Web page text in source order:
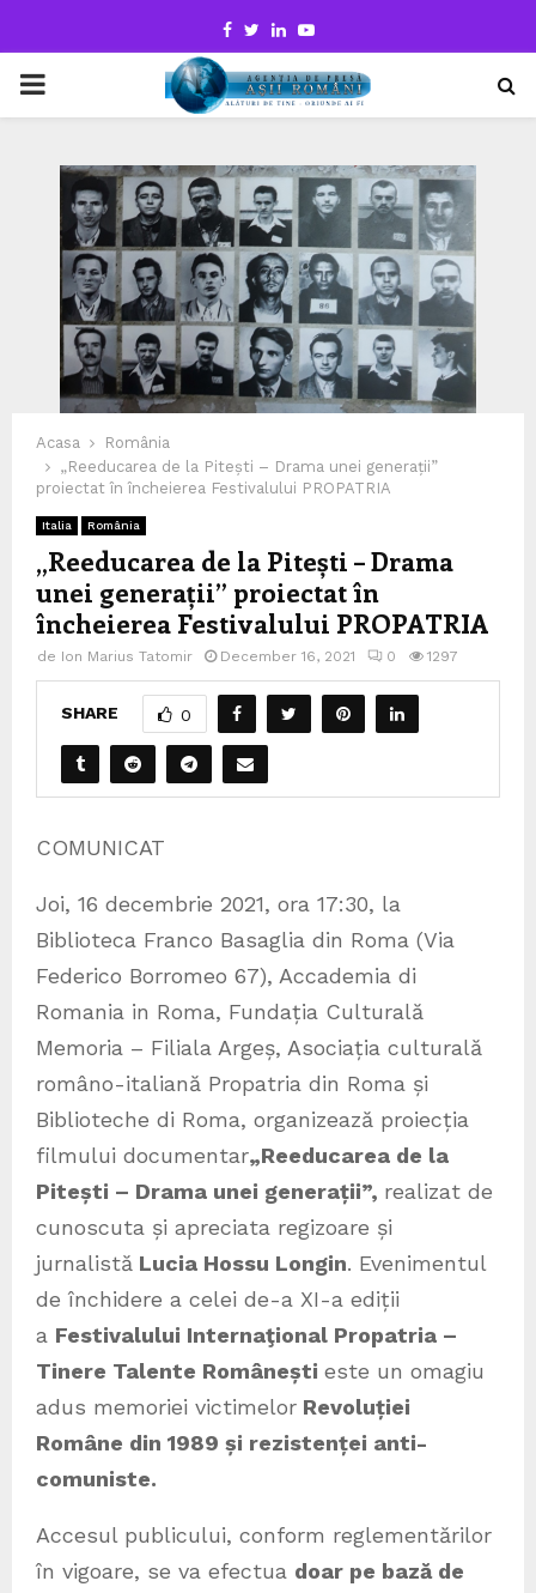
Facebook
TwitterLinkedinYoutube
PRIMARY
Acasa
România
„Reeducarea de la Pitești – Drama unei generații”
proiectat în încheierea Festivalului PROPATRIA
Italia România
„Reeducarea de la Pitești – Drama
unei generații” proiectat în
încheierea Festivalului PROPATRIA
de Ion Marius Tatomir December 16, 2021 0 1297
SHARE 0
COMUNICAT
Joi, 16 decembrie 2021, ora 17:30, la
Biblioteca Franco Basaglia din Roma (Via
Federico Borromeo 67), Accademia di
Romania in Roma, Fundația Culturală
Memoria – Filiala Argeș, Asociația culturală
româno-italiană Propatria din Roma și
Biblioteche di Roma, organizează proiecția
filmului documentar„Reeducarea de la
Pitești – Drama unei generații”, realizat de
cunoscuta și apreciata regizoare și
jurnalistă Lucia Hossu Longin. Evenimentul
de închidere a celei de-a XI-a ediții
a Festivalului Internaţional Propatria –
Tinere Talente Românești este un omagiu
adus memoriei victimelor Revoluției
Române din 1989 și rezistenței anti-
comuniste.
Accesul publicului, conform reglementărilor
în vigoare, se va efectua doar pe bază de